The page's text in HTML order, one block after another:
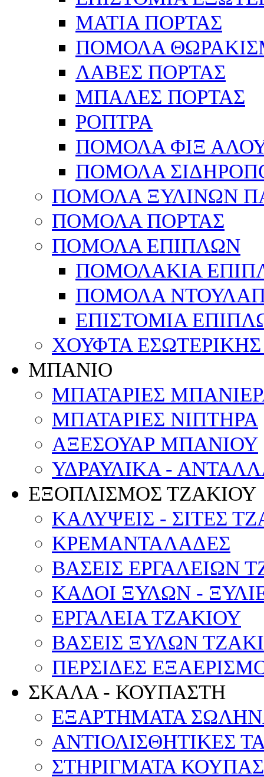
ΜΑΤΙΑ ΠΟΡΤΑΣ
ΠΟΜΟΛΑ
ΛΑΒΕΣ ΠΟΡΤΑΣ
ΜΠΑΛΕΣ ΠΟΡΤΑΣ
ΡΟΠΤΡΑ
ΠΟΜΟΛΑ ΦΙΞ
ΠΟΜΟΛΑ
ΠΟΜΟΛΑ ΞΥΛΙΝΩΝ
ΠΟΜΟΛΑ ΠΟΡΤΑΣ
ΠΟΜΟΛΑ ΕΠΙΠΛΩΝ
ΠΟΜΟΛΑΚΙΑ
ΠΟΜΟΛΑ
ΕΠΙΣΤΟΜΙΑ
ΧΟΥΦΤΑ
ΜΠΑΝΙΟ
ΜΠΑΤΑΡΙΕΣ
ΜΠΑΤΑΡΙΕΣ ΝΙΠΤΗΡΑ
ΑΞΕΣΟΥΑΡ ΜΠΑΝΙΟΥ
ΥΔΡΑΥΛΙΚΑ -
ΕΞΟΠΛΙΣΜΟΣ ΤΖΑΚΙΟΥ
ΚΑΛΥΨΕΙΣ - ΣΙΤΕΣ
ΚΡΕΜΑΝΤΑΛΑΔΕΣ
ΒΑΣΕΙΣ ΕΡΓΑΛΕΙΩΝ
ΚΑΔΟΙ ΞΥΛΩΝ -
ΕΡΓΑΛΕΙΑ ΤΖΑΚΙΟΥ
ΒΑΣΕΙΣ ΞΥΛΩΝ
ΠΕΡΣΙΔΕΣ
ΣΚΑΛΑ - ΚΟΥΠΑΣΤΗ
ΕΞΑΡΤΗΜΑΤΑ
ΑΝΤΙΟΛΙΣΘΗΤΙΚΕΣ
ΣΤΗΡΙΓΜΑΤΑ